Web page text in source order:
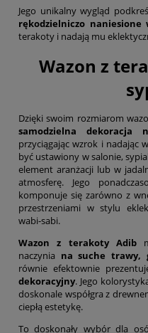
Jego unikalny wygląd
rękodzielniczo naniesione
terakoty i nadają mu
Wazon z
Dzięki swoim rozmiarom
samodzielna dekoracja
przyciągając wzrok i nadając
być ustawiony w salonie,
element aranżacji lub w
atmosferę. Jego
komponuje się zarówno z
przestrzeniami w stylu
wabi-sabi.
Wazon z terakoty Adib
naczynia na suche trawy,
równie efektownie
dekoracyjny. Jego
doskonale współgra z
ciepłą estetykę.
To doskonały wybór dla